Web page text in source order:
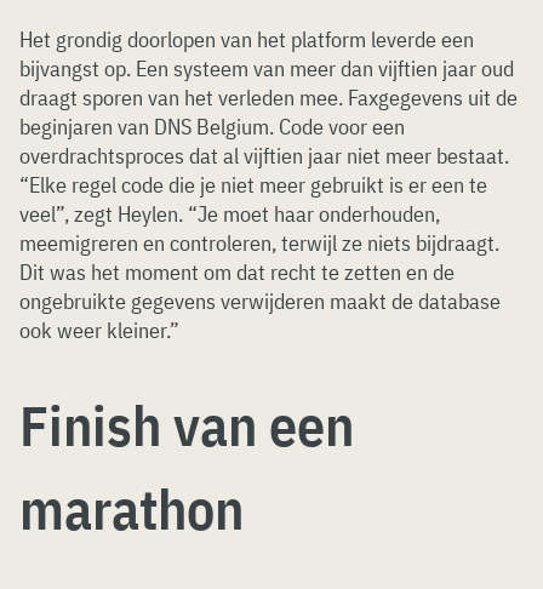
Het grondig doorlopen van het platform leverde een
bijvangst op. Een systeem van meer dan vijftien jaar oud
draagt sporen van het verleden mee. Faxgegevens uit de
beginjaren van DNS Belgium. Code voor een
overdrachtsproces dat al vijftien jaar niet meer bestaat.
“Elke regel code die je niet meer gebruikt is er een te
veel”, zegt Heylen. “Je moet haar onderhouden,
meemigreren en controleren, terwijl ze niets bijdraagt.
Dit was het moment om dat recht te zetten en de
ongebruikte gegevens verwijderen maakt de database
ook weer kleiner.”
Finish van een
marathon